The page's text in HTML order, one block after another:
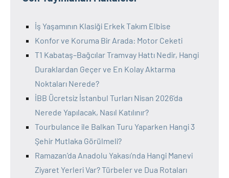
İş Yaşamının Klasiği Erkek Takım Elbise
Konfor ve Koruma Bir Arada: Motor Ceketi
T1 Kabataş–Bağcılar Tramvay Hattı Nedir, Hangi
Duraklardan Geçer ve En Kolay Aktarma
Noktaları Nerede?
İBB Ücretsiz İstanbul Turları Nisan 2026’da
Nerede Yapılacak, Nasıl Katılınır?
Tourbulance ile Balkan Turu Yaparken Hangi 3
Şehir Mutlaka Görülmeli?
Ramazan’da Anadolu Yakası’nda Hangi Manevi
Ziyaret Yerleri Var? Türbeler ve Dua Rotaları